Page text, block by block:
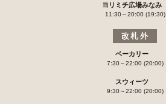
ヨリミチ広場みなみ
11:30～20:00 (19:30)
改札外
ベーカリー
7:30～22:00 (20:00)
スウィーツ
9:30～22:00 (20:00)